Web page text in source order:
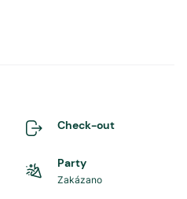
Check-out
Party
Zakázano